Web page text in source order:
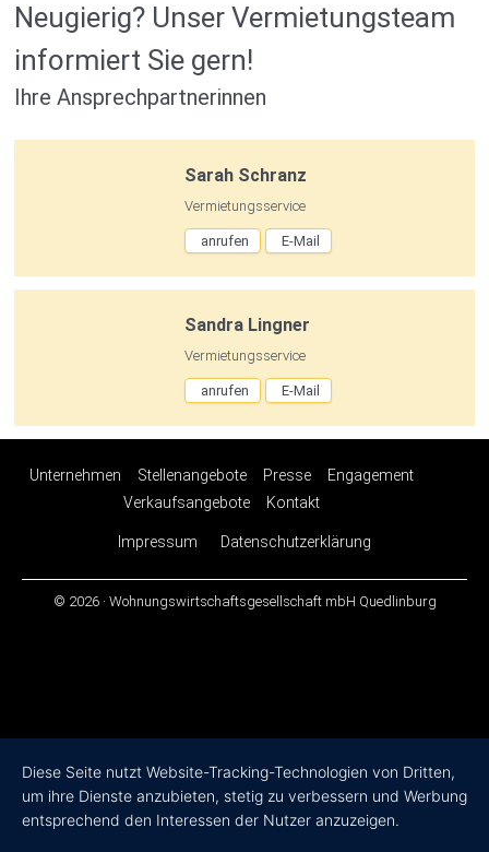
Neugierig? Unser Vermietungsteam
informiert Sie gern!
Ihre Ansprechpartnerinnen
Sarah Schranz
Vermietungsservice
anrufen E-Mail
Sandra Lingner
Vermietungsservice
anrufen E-Mail
Unternehmen Stellenangebote Presse
Engagement
Verkaufsangebote
Kontakt
Impressum Datenschutzerklärung
© 2026 · Wohnungswirtschaftsgesellschaft mbH Quedlinburg
Diese Seite nutzt Website-Tracking-Technologien von Dritten,
um ihre Dienste anzubieten, stetig zu verbessern und Werbung
entsprechend den Interessen der Nutzer anzuzeigen.